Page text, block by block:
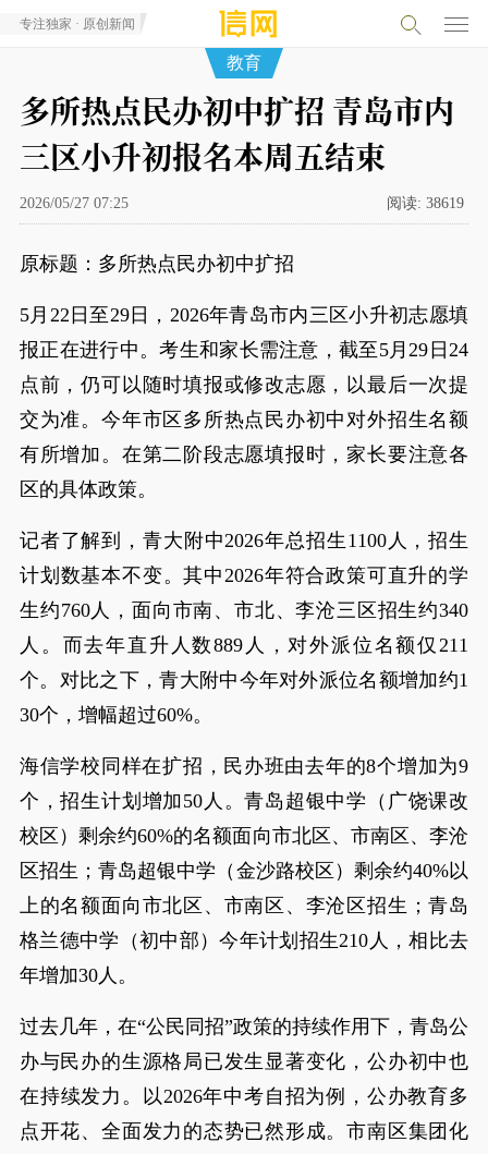
专注独家 · 原创新闻
教育
多所热点民办初中扩招 青岛市内
三区小升初报名本周五结束
2026/05/27 07:25 阅读: 38619
原标题：多所热点民办初中扩招
5月22日至29日，2026年青岛市内三区小升初志愿填
报正在进行中。考生和家长需注意，截至5月29日24
点前，仍可以随时填报或修改志愿，以最后一次提
交为准。今年市区多所热点民办初中对外招生名额
有所增加。在第二阶段志愿填报时，家长要注意各
区的具体政策。
记者了解到，青大附中2026年总招生1100人，招生
计划数基本不变。其中2026年符合政策可直升的学
生约760人，面向市南、市北、李沧三区招生约340
人。而去年直升人数889人，对外派位名额仅211
个。对比之下，青大附中今年对外派位名额增加约1
30个，增幅超过60%。
海信学校同样在扩招，民办班由去年的8个增加为9
个，招生计划增加50人。青岛超银中学（广饶课改
校区）剩余约60%的名额面向市北区、市南区、李沧
区招生；青岛超银中学（金沙路校区）剩余约40%以
上的名额面向市北区、市南区、李沧区招生；青岛
格兰德中学（初中部）今年计划招生210人，相比去
年增加30人。
过去几年，在“公民同招”政策的持续作用下，青岛公
办与民办的生源格局已发生显著变化，公办初中也
在持续发力。以2026年中考自招为例，公办教育多
点开花、全面发力的态势已然形成。市南区集团化